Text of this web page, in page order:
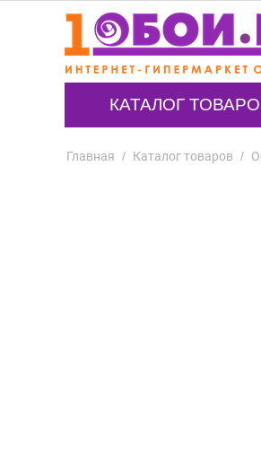
КАТАЛОГ
Главная / Каталог товаров /